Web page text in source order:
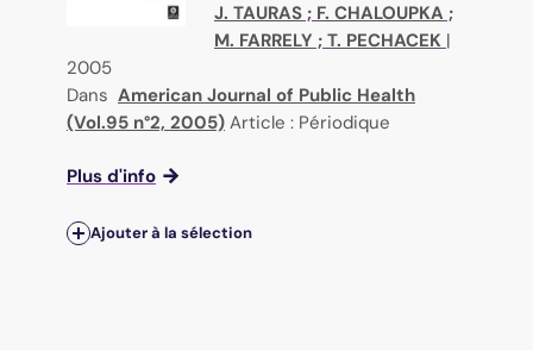
J. TAURAS ; F. CHALOUPKA ;
M. FARRELY ; T. PECHACEK |
2005
Dans American Journal of Public Health
(Vol.95 n°2, 2005) Article : Périodique
Plus d'info
Ajouter à la sélection